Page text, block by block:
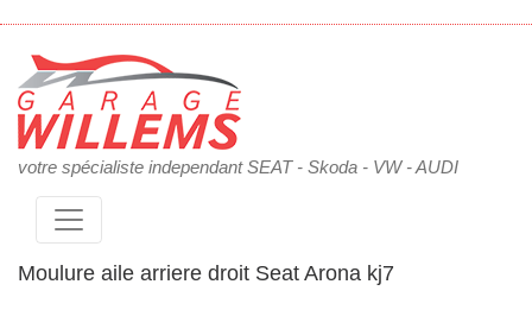
votre spécialiste independant SEAT - Skoda - VW - AUDI
Moulure aile arriere droit Seat Arona kj7